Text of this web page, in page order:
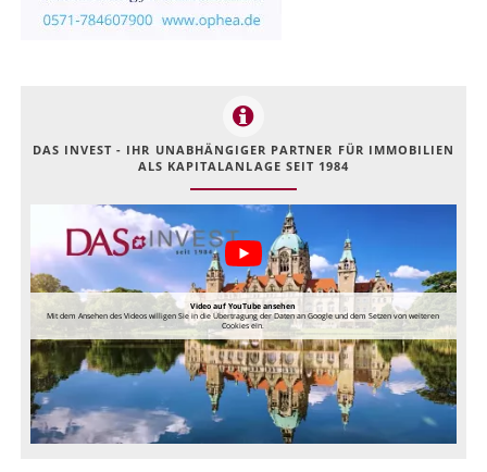
DAS INVEST - IHR UNABHÄNGIGER PARTNER FÜR IMMOBILIEN
ALS KAPITALANLAGE SEIT 1984
Video auf YouTube ansehen
Mit dem Ansehen des Videos willigen Sie in die Übertragung der Daten an Google und dem Setzen von weiteren
Cookies ein.